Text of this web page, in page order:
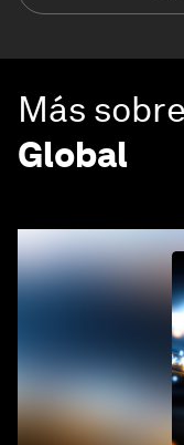
Más sobre
Global